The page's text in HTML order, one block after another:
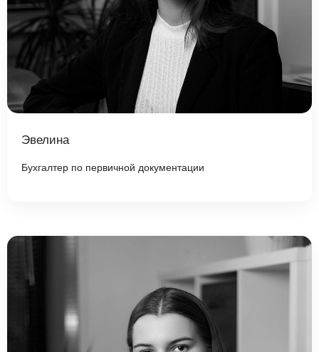
Эвелина
Бухгалтер по первичной документации